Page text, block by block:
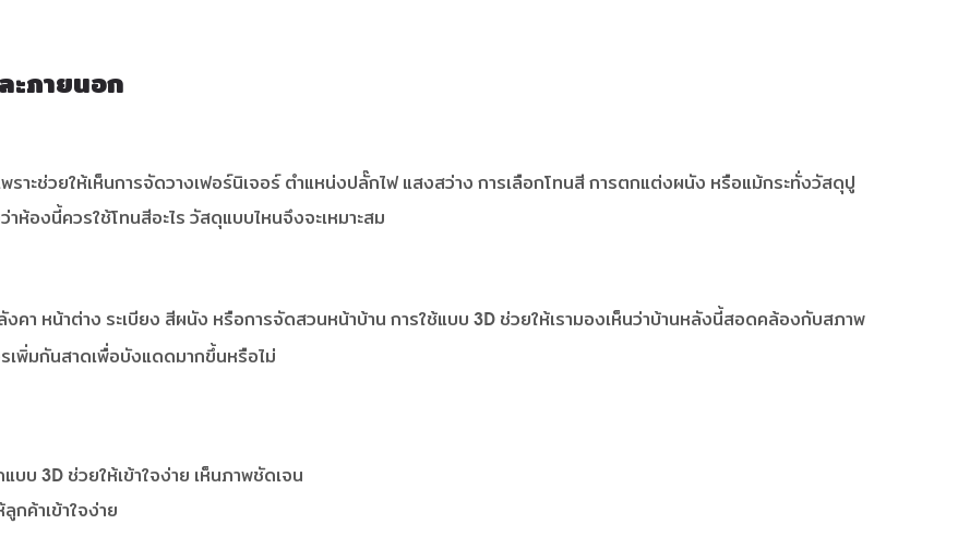
ะภายนอก
พราะช่วยให้เห็นการจัดวางเฟอร์นิเจอร์ ตำแหน่งปลั๊กไฟ แสงสว่าง การเลือกโทนสี การตกแต่งผนัง หรือแม้กระทั่งวัสดุปู
ห้องนี้ควรใช้โทนสีอะไร วัสดุแบบไหนจึงจะเหมาะสม
คา หน้าต่าง ระเบียง สีผนัง หรือการจัดสวนหน้าบ้าน การใช้แบบ 3D ช่วยให้เรามองเห็นว่าบ้านหลังนี้สอดคล้องกับสภาพ
เพิ่มกันสาดเพื่อบังแดดมากขึ้นหรือไม่
บ 3D ช่วยให้เข้าใจง่าย เห็นภาพชัดเจน
กค้าเข้าใจง่าย